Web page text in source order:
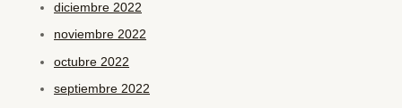
diciembre 2022
noviembre 2022
octubre 2022
septiembre 2022